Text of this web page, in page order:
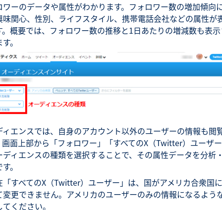
ワーのデータや属性がわかります。フォロワー数の増加傾向
味関心、性別、ライフスタイル、携帯電話会社などの属性が
。概要では、フォロワー数の推移と1日あたりの増減数も表
。
ィエンスでは、自身のアカウント以外のユーザーの情報も閲
画面上部から「フォロワー」「すべてのX（Twitter）ユーザ
ディエンスの種類を選択することで、その属性データを分析
。
すべてのX（Twitter）ユーザー」は、国がアメリカ合衆国
変更できません。アメリカのユーザーのみの情報になるよう
ください。